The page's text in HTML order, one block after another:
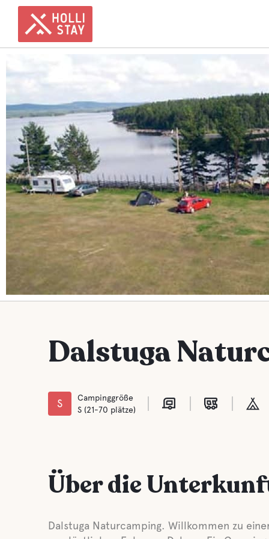
Dalstuga
S
Campinggröße
S (21-70 plätze)
Über die
Dalstuga Naturcamping. Willkommen zu